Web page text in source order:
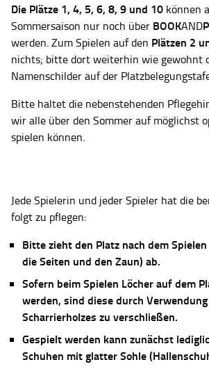
Die Plätze 1, 4, 5, 6, 8, 9 und 10 können
Sommersaison nur noch über BOOKAND
werden. Zum Spielen auf den Plätzen 2
nichts; bitte dort weiterhin wie gewohnt
Namenschilder auf der
Bitte haltet die nebenstehenden
wir alle über den Sommer auf möglichst
spielen können.
Jede Spielerin und jeder Spieler hat die
folgt zu pflegen:
Bitte zieht den Platz nach dem
die Seiten und den Zaun) ab.
Sofern beim Spielen Löcher auf dem
werden, sind diese durch
Scharrierholzes zu verschließen.
Gespielt werden kann zunächst
Schuhen mit glatter Sohle